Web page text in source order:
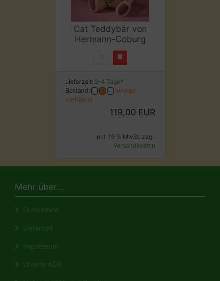
Cat Teddybär von
Hermann-Coburg
Lieferzeit: 2-4 Tage*
Bestand:
wenige
verfügbar
119,00 EUR
inkl. 19 % MwSt. zzgl.
Versandkosten
Mehr über...
Gutscheine
Lieferzeit
Impressum
Unsere AGB